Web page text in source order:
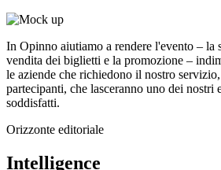
In Opinno aiutiamo a rendere l'evento – la
vendita dei biglietti e la promozione –
le aziende che richiedono il nostro
partecipanti, che lasceranno uno dei nostri
soddisfatti.
Orizzonte editoriale
Intelligence